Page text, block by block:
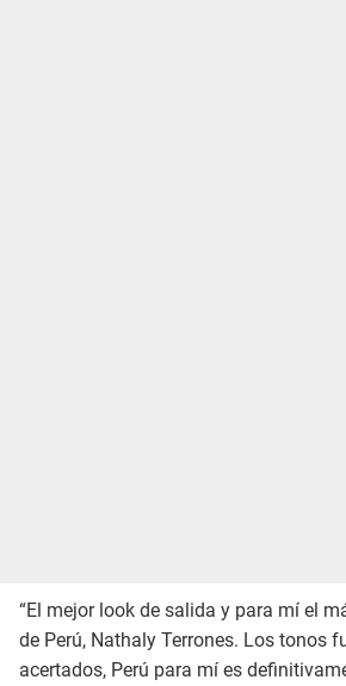
“El mejor look de salida y para mí el
de Perú, Nathaly Terrones. Los tonos
acertados, Perú para mí es